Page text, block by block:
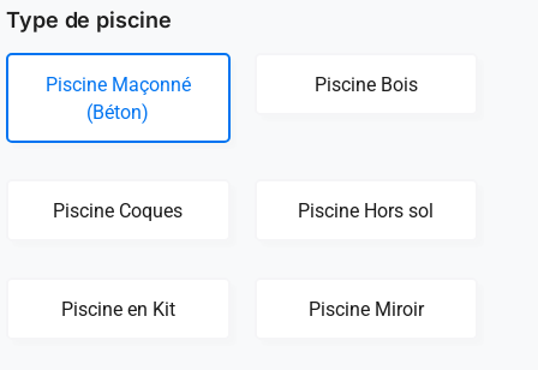
Type de piscine
Piscine Maçonné
(Béton)
Piscine Bois
Piscine Coques Piscine Hors sol
Piscine en Kit Piscine Miroir